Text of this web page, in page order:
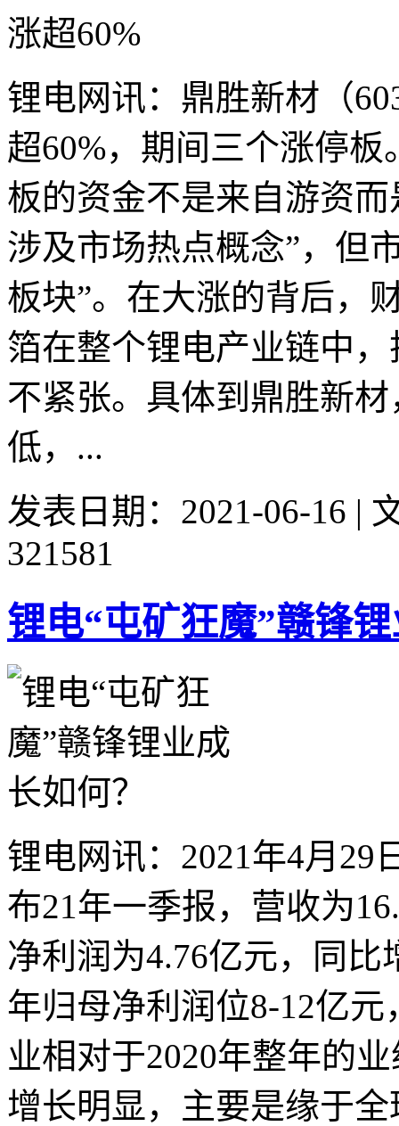
锂电网讯：鼎胜新材（
超60%，期间三个涨停
板的资金不是来自游资
涉及市场热点概念”，但
板块”。在大涨的背后，
箔在整个锂电产业链中
不紧张。具体到鼎胜新
低，...
发表日期：2021-06-16 |
321581
锂电“屯矿狂魔”赣锋
锂电网讯：2021年4月29
布21年一季报，营收为
净利润为4.76亿元，同比
年归母净利润位8-12亿元
业相对于2020年整年的
增长明显，主要是缘于